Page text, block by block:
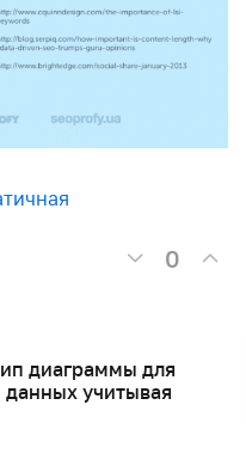
0
диаграммы для
данных учитывая